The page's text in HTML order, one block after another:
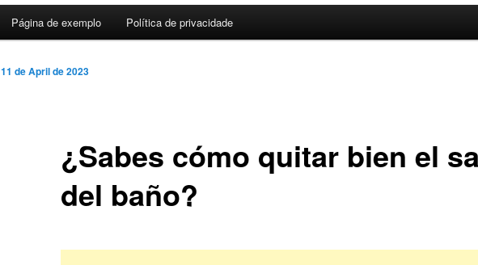
Página de exemplo Política de privacidade
¿Sabes cómo quitar bien el
del baño?
11 de April de 2023